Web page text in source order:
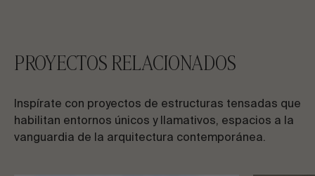
PROYECTOS RELACIONADOS
Inspírate con proyectos de estructuras tensadas que
habilitan entornos únicos y llamativos, espacios a la
vanguardia de la arquitectura contemporánea.